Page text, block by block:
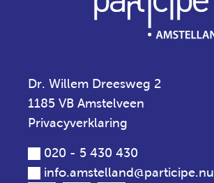
Dr. Willem Dreesweg 2
1185 VB Amstelveen
Privacyverklaring
020 - 5 430 430
info.amstelland@participe.nu